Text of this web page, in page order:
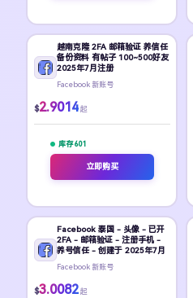
越南克隆 2FA 邮箱验证 养信任
备份资料 有帖子 100~500好友
2025年7月注册
Facebook 新账号
$2.9014 起
库存 601
立即购买
Facebook 泰国 - 头像 - 已开
2FA - 邮箱验证 - 注册手机 -
养号信任 - 创建于 2025年7月
Facebook 新账号
$3.0082 起